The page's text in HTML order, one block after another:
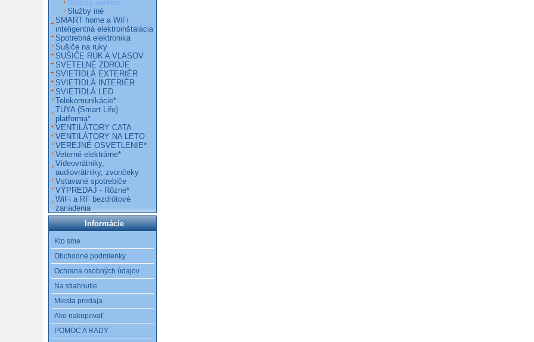
Služby elektro
Služby iné
SMART home a WiFi
inteligentná elektroinštalácia
Spotrebná elektronika
Sušiče na ruky
SUŠIČE RÚK A VLASOV
SVETELNÉ ZDROJE
SVIETIDLÁ EXTERIÉR
SVIETIDLÁ INTERIÉR
SVIETIDLÁ LED
Telekomunikácie*
TUYA (Smart Life)
platforma*
VENTILÁTORY CATA
VENTILÁTORY NA LETO
VEREJNÉ OSVETLENIE*
Veterné elektrárne*
Videovrátniky,
audiovrátniky, zvončeky
Vstavané spotrebiče
VÝPREDAJ - Rôzne*
WiFi a RF bezdrôtové
zariadenia
Informácie
Kto sme
Obchodné podmienky
Ochrana osobných údajov
Na stiahnutie
Miesta predaja
Ako nakupovať
POMOC A RADY